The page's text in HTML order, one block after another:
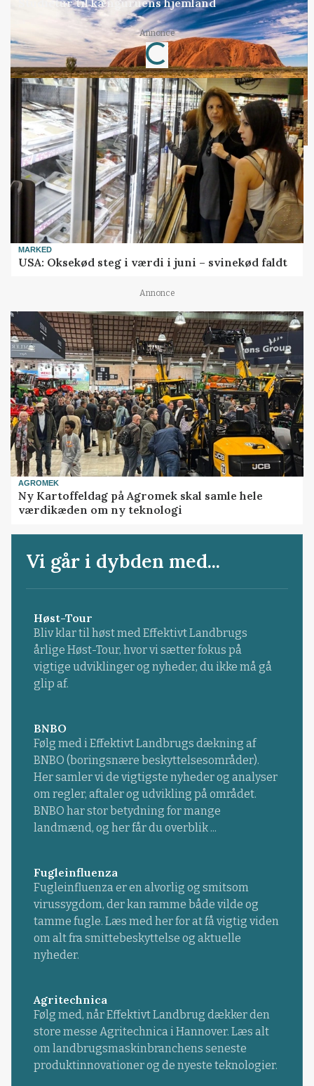
Annonce
Loading...
MARKED
USA: Oksekød steg i værdi i juni – svinekød faldt
Annonce
AGROMEK
Ny Kartoffeldag på Agromek skal samle hele
værdikæden om ny teknologi
Vi går i dybden med...
Høst-Tour
Bliv klar til høst med Effektivt Landbrugs
årlige Høst-Tour, hvor vi sætter fokus på
vigtige udviklinger og nyheder, du ikke må gå
glip af.
BNBO
Følg med i Effektivt Landbrugs dækning af
BNBO (boringsnære beskyttelsesområder).
Her samler vi de vigtigste nyheder og analyser
om regler, aftaler og udvikling på området.
BNBO har stor betydning for mange
landmænd, og her får du overblik ...
Fugleinfluenza
Fugleinfluenza er en alvorlig og smitsom
virussygdom, der kan ramme både vilde og
tamme fugle. Læs med her for at få vigtig viden
om alt fra smittebeskyttelse og aktuelle
nyheder.
Agritechnica
Følg med, når Effektivt Landbrug dækker den
store messe Agritechnica i Hannover. Læs alt
om landbrugsmaskinbranchens seneste
produktinnovationer og de nyeste teknologier.